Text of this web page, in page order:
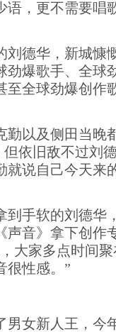
语，更不需要唱
德华，新城慷
劲爆歌手、全球
至全球劲爆创作
以及侧田当晚
依旧敌不过刘
就说自己今天来
手软的刘德华
声音》拿下创作
大家多点时间
很性感。”
女新人王，今